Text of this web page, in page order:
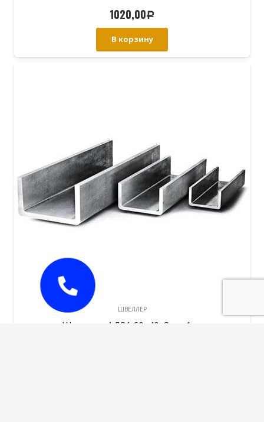
1020,00Р
В корзину
ШВЕЛЛЕР
Швеллер АД31 60х40х3мм 1 м.